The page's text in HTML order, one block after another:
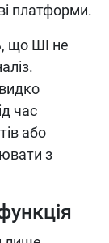
платформи.
що ШІ не
час
або
з